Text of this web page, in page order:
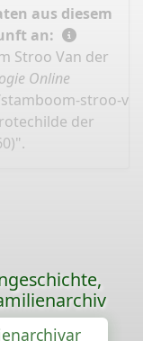
aus diesem
an:
Stroo Van der
Online
stroo-
der